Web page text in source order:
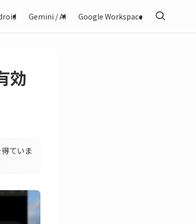
Gemini / AI Google Workspace
効
ていま